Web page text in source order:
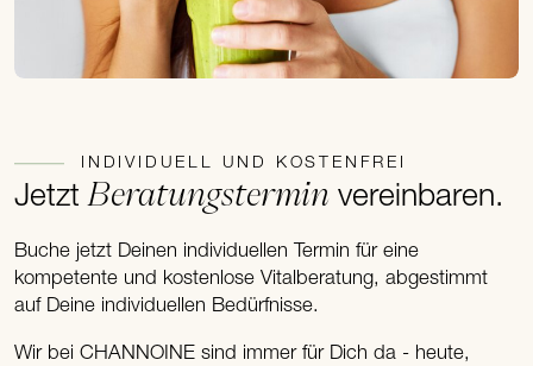
INDIVIDUELL UND KOSTENFREI
JetztBeratungstermin vereinbaren.
Buche jetzt Deinen individuellen Termin für eine
kompetente und kostenlose Vitalberatung, abgestimmt
auf Deine individuellen Bedürfnisse.
Wir bei CHANNOINE sind immer für Dich da - heute,